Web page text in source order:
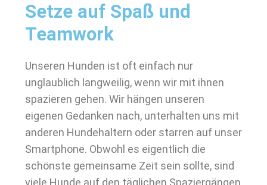
Setze auf Spaß und
Teamwork
Unseren Hunden ist oft einfach nur
unglaublich langweilig, wenn wir mit ihnen
spazieren gehen. Wir hängen unseren
eigenen Gedanken nach, unterhalten uns mit
anderen Hundehaltern oder starren auf unser
Smartphone. Obwohl es eigentlich die
schönste gemeinsame Zeit sein sollte, sind
viele Hunde auf den täglichen Spaziergängen